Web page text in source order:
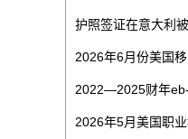
护照签证在意大利
2026年6月份美国
2022—2025财年
2026年5月美国职